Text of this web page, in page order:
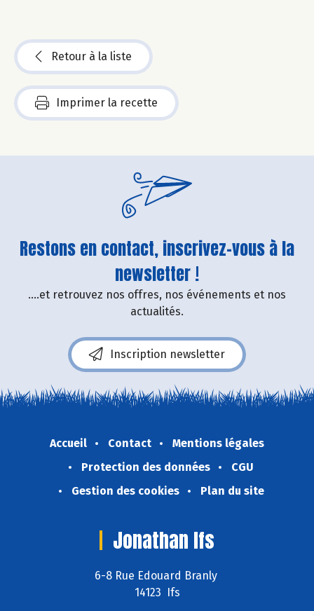
Retour à la liste
Imprimer la recette
Restons en contact, inscrivez-vous à la
newsletter !
....et retrouvez nos offres, nos événements et nos
actualités.
Inscription newsletter
Accueil Contact
Mentions légales
Protection des données
CGU
Gestion des cookies
Plan du site
Jonathan Ifs
6-8 Rue Edouard Branly
14123 Ifs